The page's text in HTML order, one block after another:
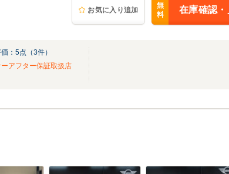
お気に入り追加
無
料
在庫確認
： 5点（3件）
アフター保証取扱店